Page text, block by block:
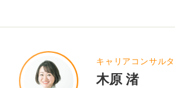
キャリアコンサル
木原 渚